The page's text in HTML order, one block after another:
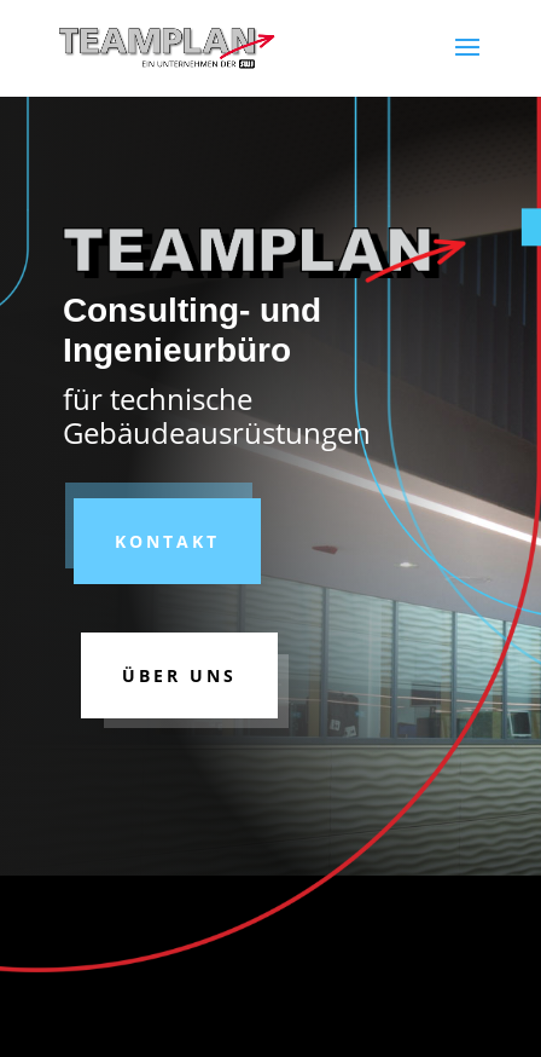
Consulting- und
Ingenieurbüro
für technische
Gebäudeausrüstungen
KONTAKT
ÜBER UNS